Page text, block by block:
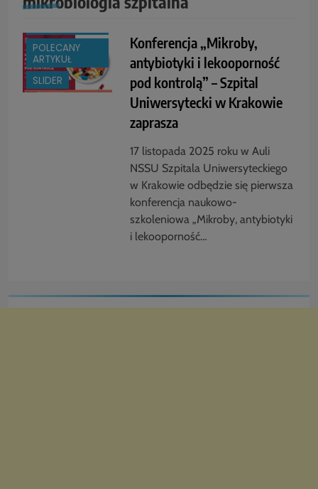
POLECANY
ARTYKUŁ
SLIDER
Konferencja „Mikroby,
antybiotyki i lekooporność
pod kontrolą” – Szpital
Uniwersytecki w Krakowie
zaprasza
17 listopada 2025 roku w Auli
NSSU Szpitala Uniwersyteckiego
w Krakowie odbędzie się pierwsza
konferencja naukowo-
szkoleniowa „Mikroby, antybiotyki
i lekooporność…